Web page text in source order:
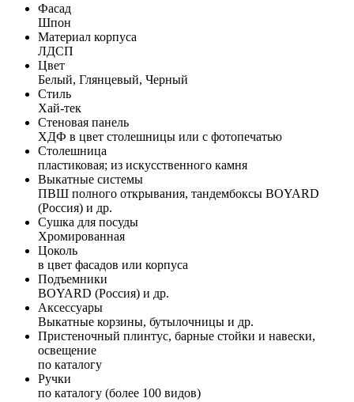
Фасад
Шпон
Материал корпуса
ЛДСП
Цвет
Белый, Глянцевый, Черный
Стиль
Хай-тек
Стеновая панель
ХДФ в цвет столешницы или с фотопечатью
Столешница
пластиковая; из искусственного камня
Выкатные системы
ПВШ полного открывания, тандембоксы BOYARD
(Россия) и др.
Сушка для посуды
Хромированная
Цоколь
в цвет фасадов или корпуса
Подъемники
BOYARD (Россия) и др.
Аксессуары
Выкатные корзины, бутылочницы и др.
Пристеночный плинтус, барные стойки и навески,
освещение
по каталогу
Ручки
по каталогу (более 100 видов)